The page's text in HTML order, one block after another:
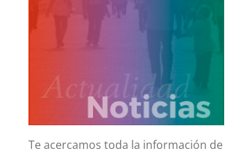
Te acercamos toda la información de